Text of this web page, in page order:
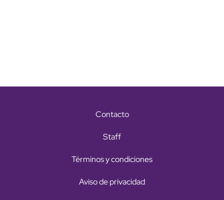
Contacto
Staff
Términos y condiciones
Aviso de privacidad